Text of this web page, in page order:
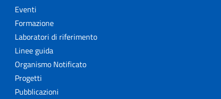
Eventi
Formazione
Laboratori di riferimento
Linee guida
Organismo Notificato
Progetti
Pubblicazioni